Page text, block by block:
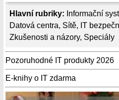
Hlavní rubriky: Informační
Datová centra, Sítě, IT
Zkušenosti a názory, Speciály
Pozoruhodné IT produkty 2026
E-knihy o IT zdarma